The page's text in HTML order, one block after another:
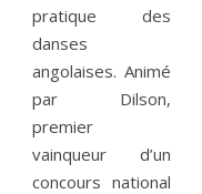
pratique des
danses
angolaises. Animé
par Dilson,
premier
vainqueur d’un
concours national